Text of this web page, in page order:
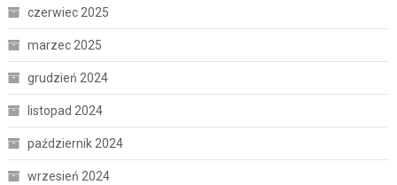
czerwiec 2025
marzec 2025
grudzień 2024
listopad 2024
październik 2024
wrzesień 2024